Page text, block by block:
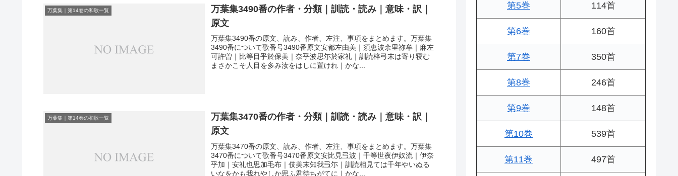
万葉集｜第14巻の和歌一覧
万葉集3490番の作者・分類｜訓読・読み｜意味・訳｜
原文
万葉集3490番の原文、読み、作者、左注、事項をまとめます。万葉集
3490番について歌番号3490番原文安都左由美｜須恵波余里祢牟｜麻左
可許曽｜比等目乎於保美｜奈乎波思尓於家礼｜訓読梓弓末は寄り寝む
まさかこそ人目を多み汝をはしに置けれ｜かな...
万葉集｜第14巻の和歌一覧
万葉集3470番の作者・分類｜訓読・読み｜意味・訳｜
原文
万葉集3470番の原文、読み、作者、左注、事項をまとめます。万葉集
3470番について歌番号3470番原文安比見弖波｜千等世夜伊奴流｜伊奈
乎加｜安礼也思加毛布｜伎美末知我弖尓｜訓読相見ては千年やいぬる
いなをかも我れやしか思ふ君待ちがてに｜かな...
第5巻 114首
第6巻 160首
第7巻 350首
第8巻 246首
第9巻 148首
第10巻 539首
第11巻 497首